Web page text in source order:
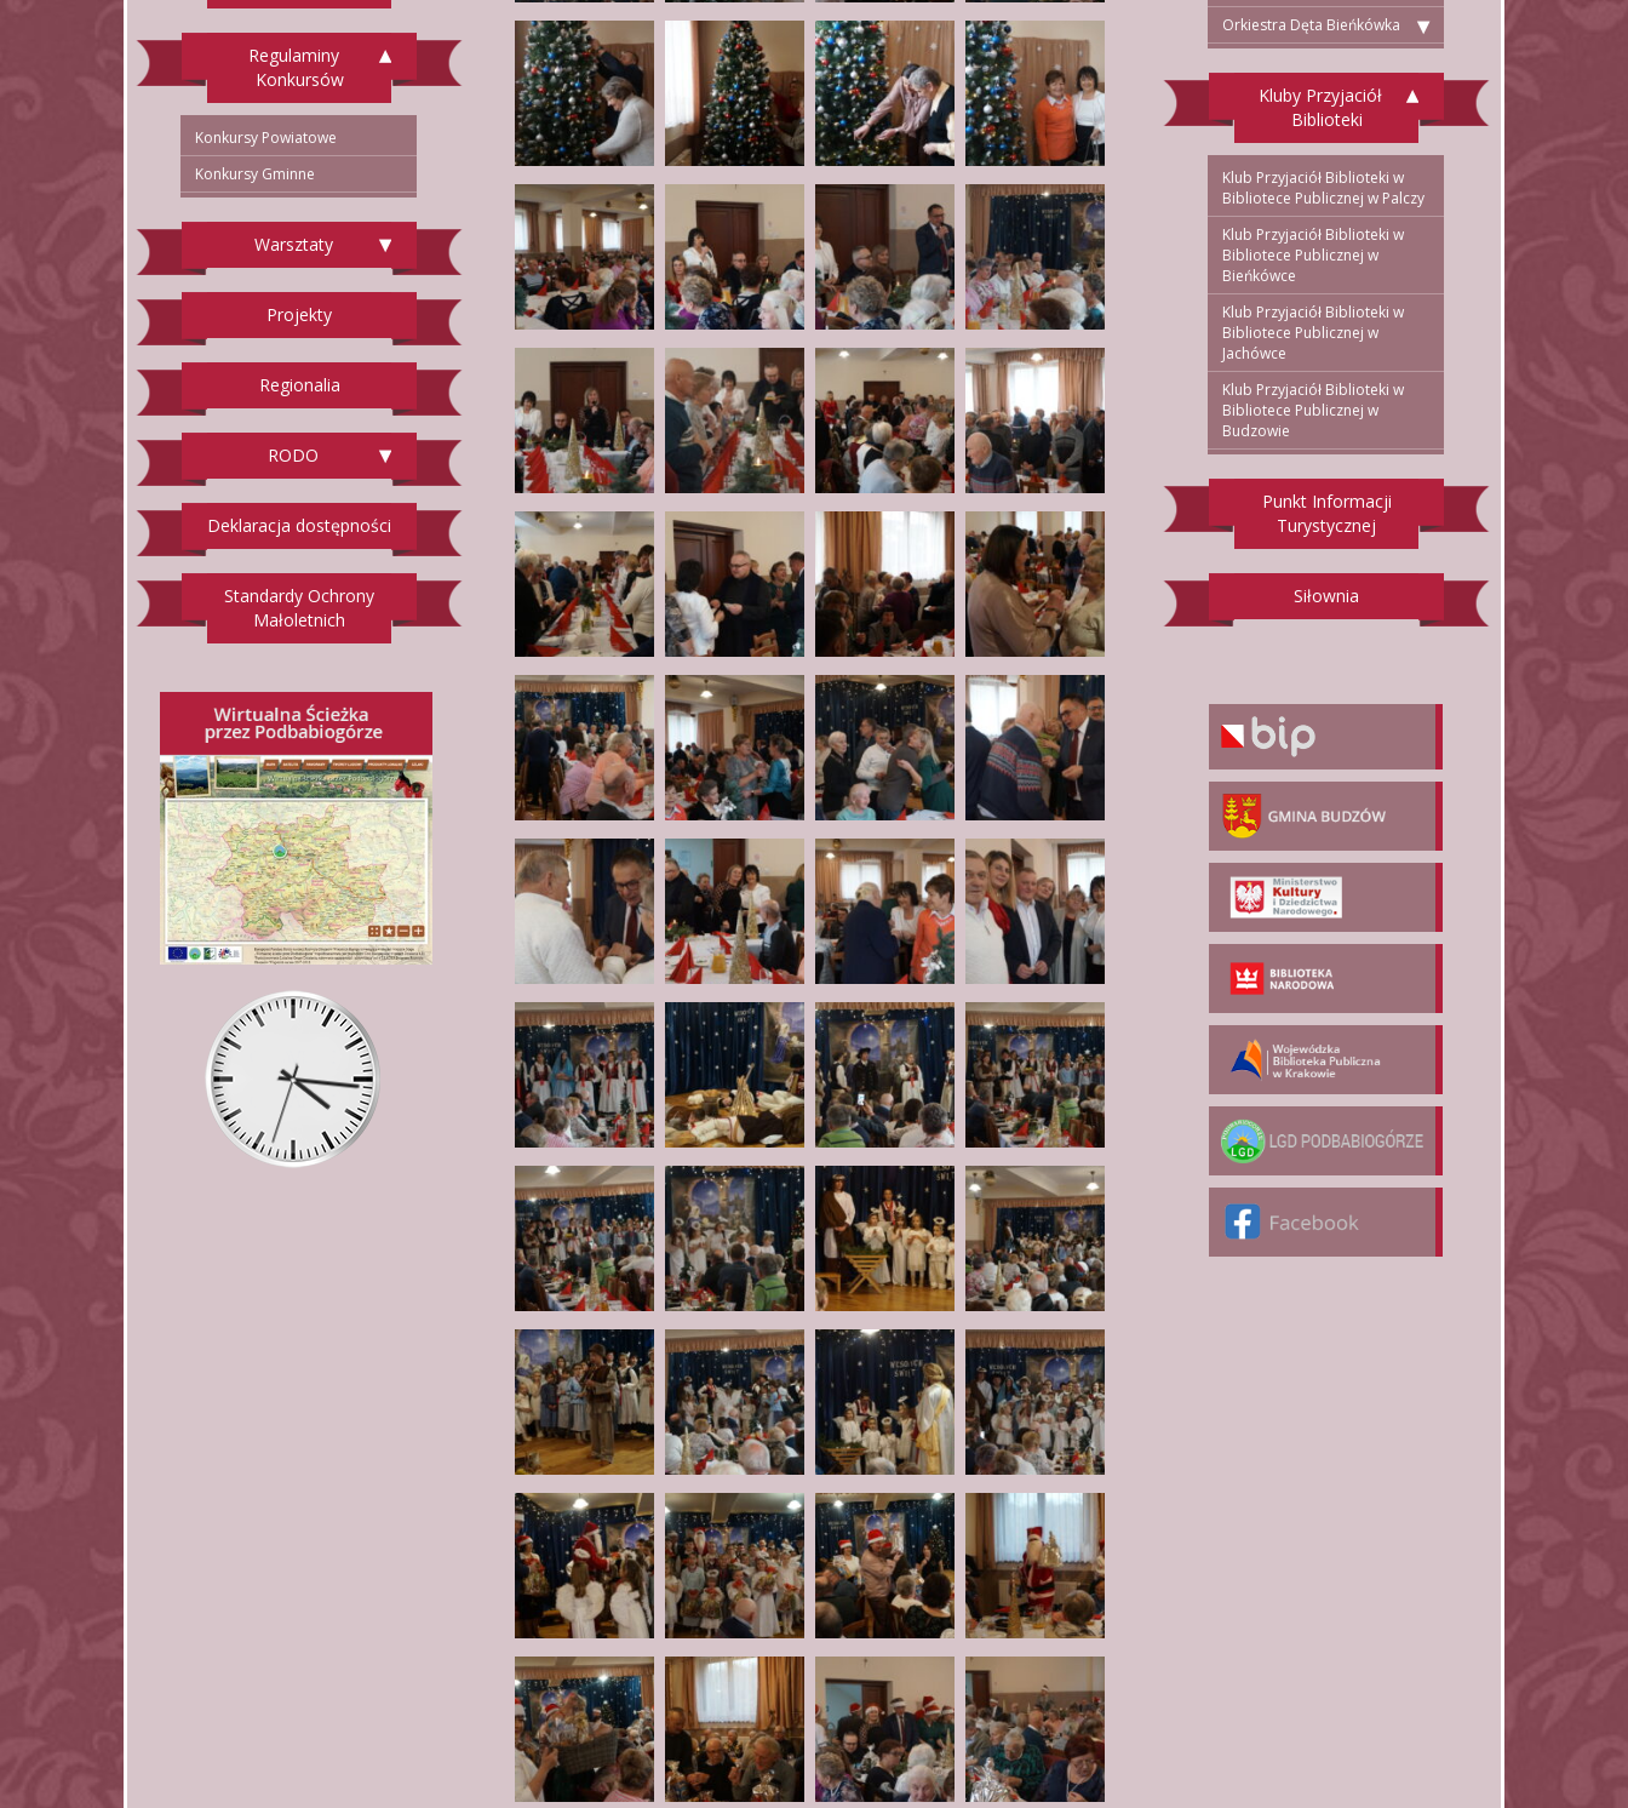
Regulaminy
Konkursów
Konkursy Powiatowe
Konkursy Gminne
Warsztaty
Projekty
Regionalia
RODO
Deklaracja dostępności
Standardy Ochrony
Małoletnich
Orkiestra Dęta Bieńkówka
Kluby Przyjaciół
Biblioteki
Klub Przyjaciół Biblioteki w
Bibliotece Publicznej w Palczy
Klub Przyjaciół Biblioteki w
Bibliotece Publicznej w
Bieńkówce
Klub Przyjaciół Biblioteki w
Bibliotece Publicznej w
Jachówce
Klub Przyjaciół Biblioteki w
Bibliotece Publicznej w
Budzowie
Punkt Informacji
Turystycznej
Siłownia